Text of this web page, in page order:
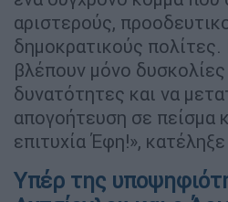
αριστερούς,
δημοκρατικούς πολίτες.
βλέπουν μόνο
δυνατότητες και να
απογοήτευση σε πείσμα
επιτυχία Έφη!»,
Υπέρ της